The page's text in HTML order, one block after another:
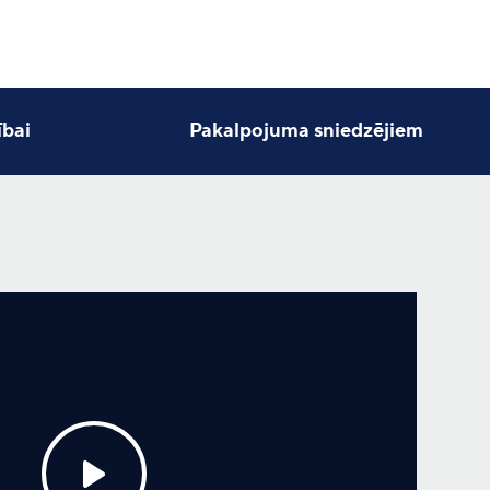
Pakalpojuma sniedzējiem